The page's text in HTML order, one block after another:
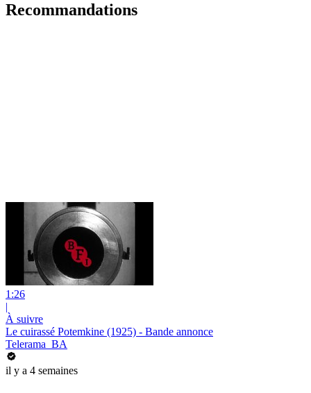
Recommandations
1:26
|
À suivre
Le cuirassé Potemkine (1925) - Bande annonce
Telerama_BA
il y a 4 semaines